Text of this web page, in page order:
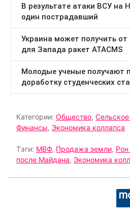
Категории: Общество, Сельское
Финансы, Экономика коллапса
Тэги: МВФ, Продажа земли,
после Майдана, Экономика